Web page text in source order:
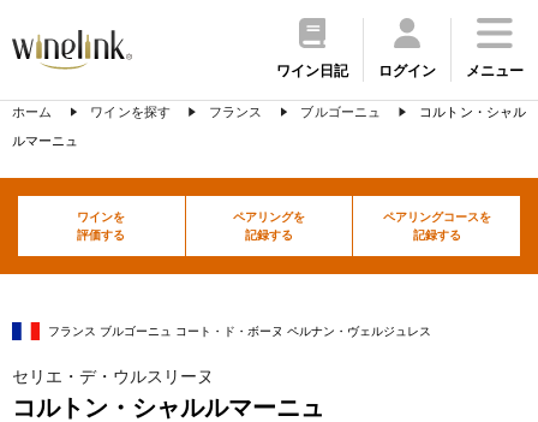
ワイン日記 ログイン メニュー
ホーム ワインを探す フランス ブルゴーニュ
コルトン・シャル
ルマーニュ
ワインを
評価する
ペアリングを
記録する
ペアリングコースを
記録する
フランス ブルゴーニュ コート・ド・ボーヌ ペルナン・ヴェルジュレス
セリエ・デ・ウルスリーヌ
コルトン・シャルルマーニュ